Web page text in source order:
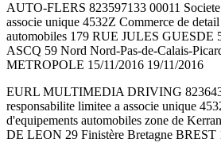
AUTO-FLERS 823597133 00011
associe unique 4532Z Commerce de
automobiles 179 RUE JULES
ASCQ 59 Nord Nord-Pas-de-Calais-
METROPOLE 15/11/2016 19/11/2016
EURL MULTIMEDIA DRIVING
responsabilite limitee a associe unique
d'equipements automobiles zone de
DE LEON 29 Finistère Bretagne BREST